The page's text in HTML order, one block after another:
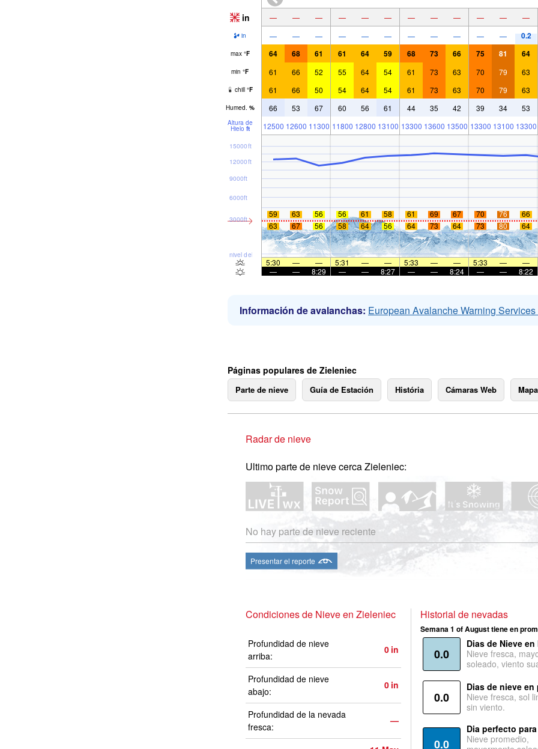
in — — — — — — — — — — — —
in — — — — — — — — — — — 0.2
max °F 64 68 61 61 64 59 68 73 66 75 81 64
min °F 61 66 52 55 64 54 61 73 63 70 79 63
chill °F 61 66 50 54 64 54 61 73 63 70 79 63
Humed. % 66 53 67 60 56 61 44 35 42 39 34 53
Altura de
Hielo ft 12500 12600 11300 11800 12800 13100 13300 13600 13500 13300 13100 13300
nivel del mar
3000ft
6000ft
9000ft
12000ft
15000ft
59 63 56 56 61 58 61 69 67 70 76 66
63
67 56 58 64 56 64 73 64 73 80 64
5:30 — — 5:31 — — 5:33 — — 5:33 — —
—
— 8:29 — — 8:27 — — 8:24 — — 8:22
Información de avalanchas: European Avalanche Warning Services
Páginas populares de Zieleniec
Parte de nieve Guía de Estación História Cámaras Web
Radar de nieve
Ultimo parte de nieve cerca Zieleniec:
No hay parte de nieve reciente
Presentar el reporte
Condiciones de Nieve en Zieleniec
Profundidad de nieve
arriba:
0 in
Profundidad de nieve
abajo:
0 in
Profundidad de la nevada
fresca:
—
Historial de nevadas
Semana 1 of August tiene en
0.0
Dias de Nieve en
Nieve fresca,
soleado, viento
0.0
Dias de nieve en
Nieve fresca, sol
sin viento.
0.0
Dia perfecto
Nieve promedio,